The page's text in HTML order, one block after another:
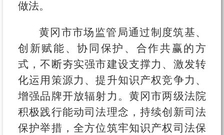
做法。
黄冈市市场监管局通过制度筑基、
创新赋能、协同保护、合作共赢的方
式，不断夯实强市建设支撑力、激发转
化运用策源力、提升知识产权竞争力、
增强品牌开放辐射力。黄冈市两级法院
积极践行能动司法理念，持续创新司法
保护举措，全方位筑牢知识产权司法保